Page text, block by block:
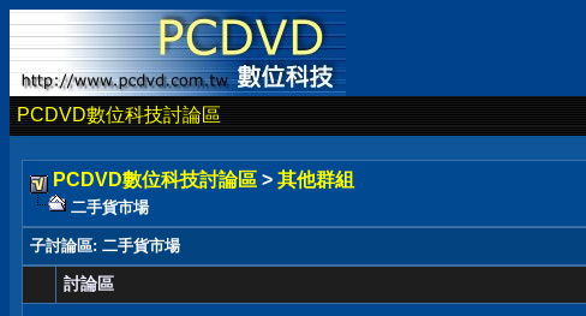
PCDVD數位科技討論區
PCDVD數位科技討論區 > 其他群組
二手貨市場
子討論區: 二手貨市場
討論區